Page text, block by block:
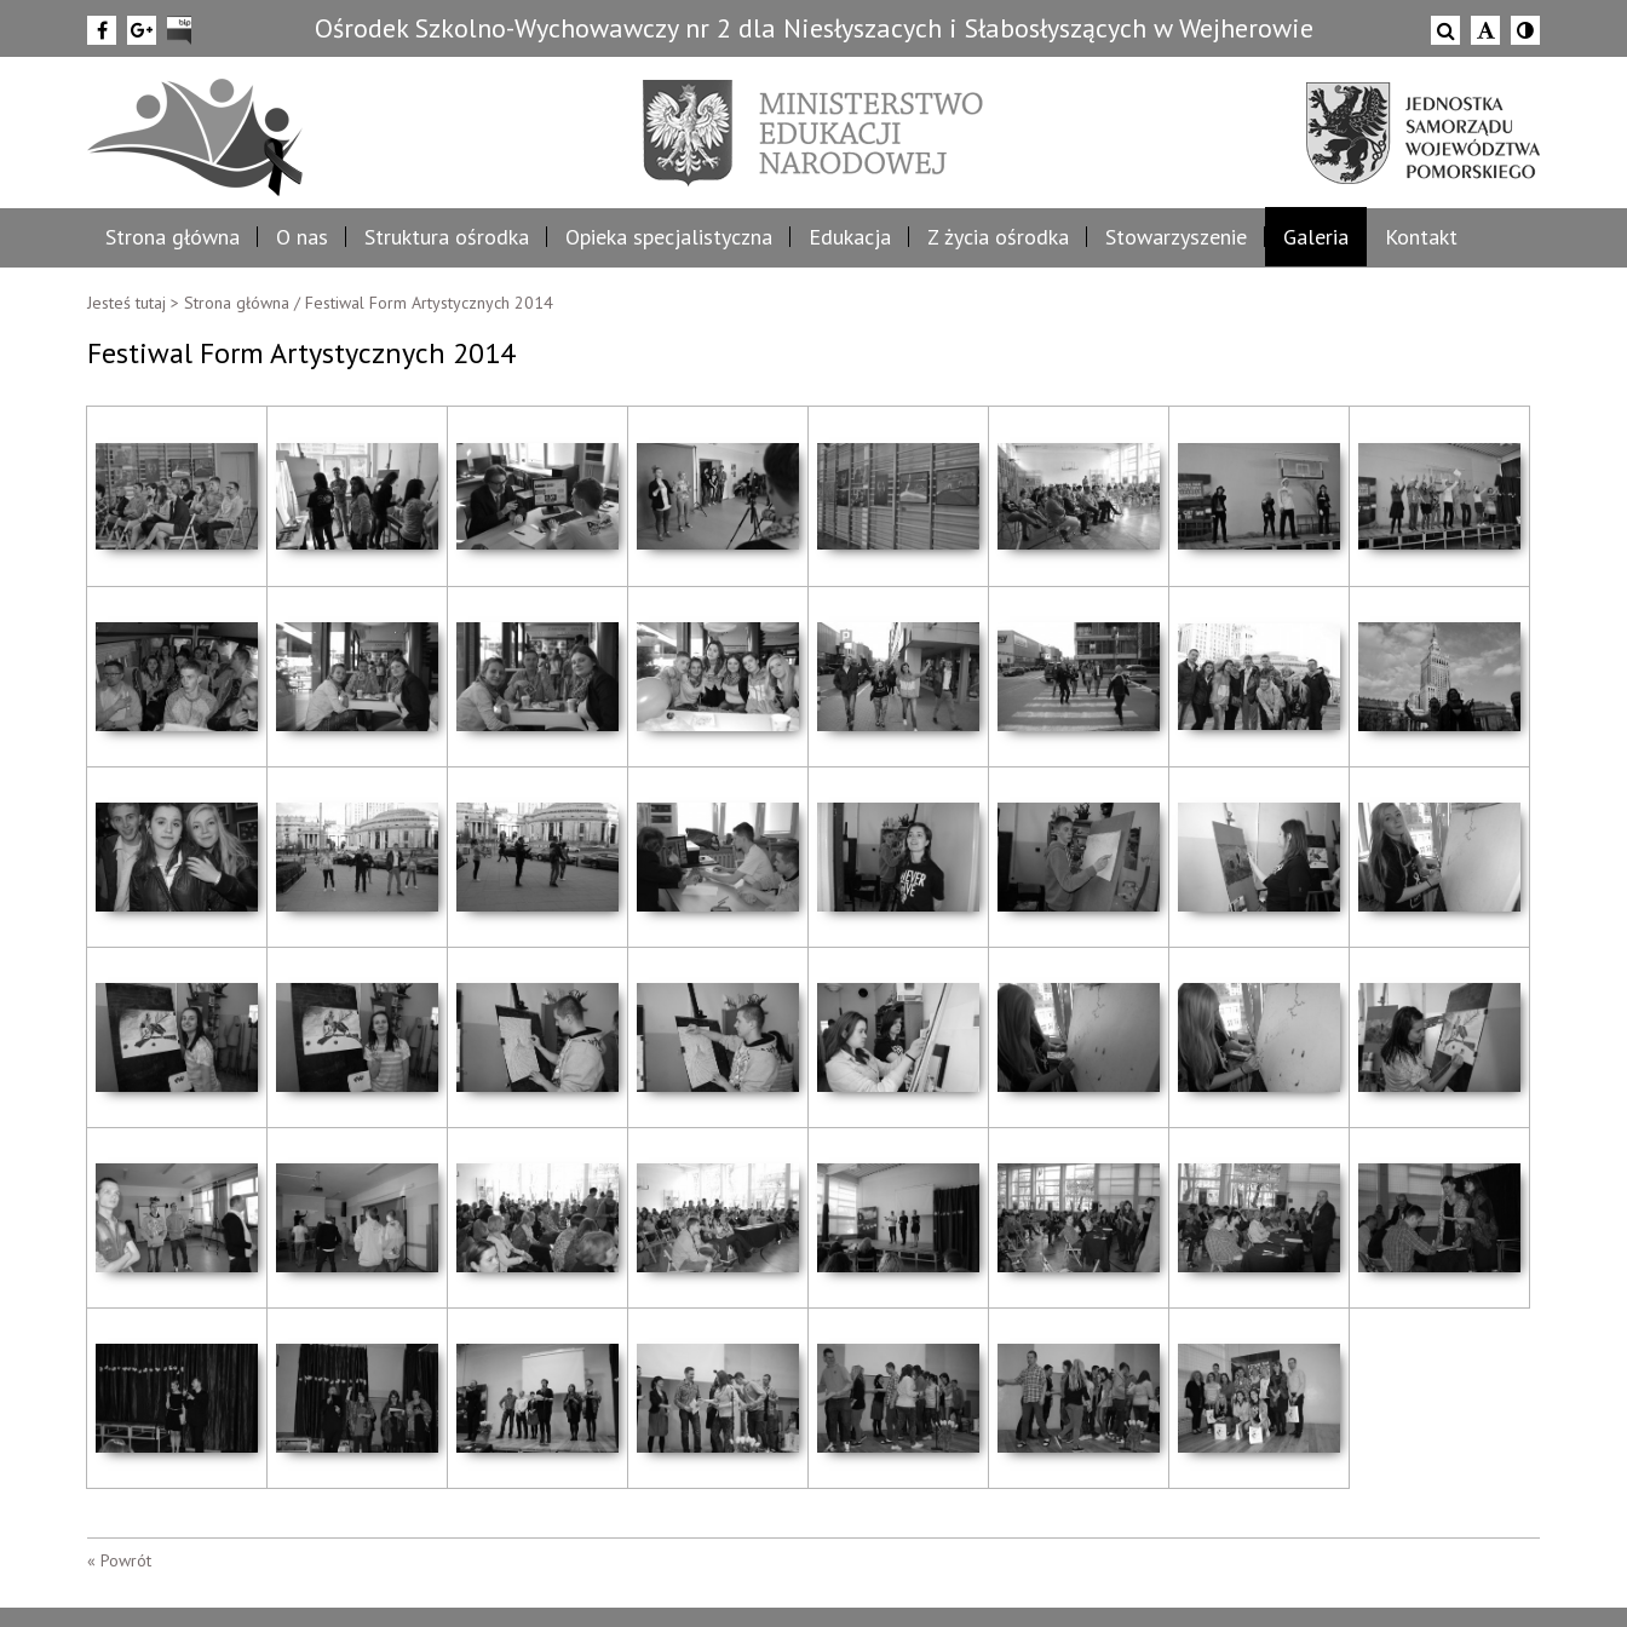
Ośrodek Szkolno-Wychowawczy nr 2 dla Niesłyszacych i Słabosłyszących w Wejherowie
Strona główna O nas Struktura ośrodka Opieka specjalistyczna Edukacja Z życia ośrodka Stowarzyszenie Galeria Kontakt
Jesteś tutaj > Strona główna /Festiwal Form Artystycznych 2014
Festiwal Form Artystycznych 2014
« Powrót